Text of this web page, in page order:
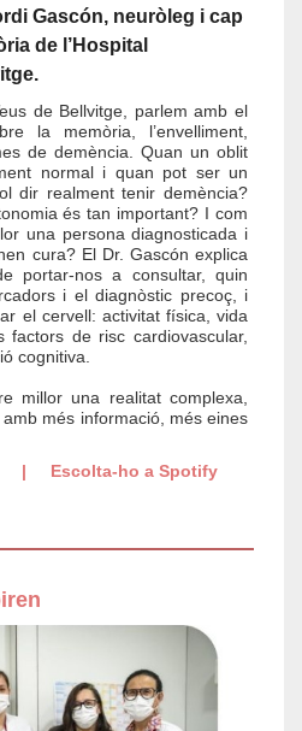
Gascón, neuròleg i cap
de l’Hospital
de Bellvitge, parlem amb el
la memòria, l’envelliment,
de demència. Quan un oblit
normal i quan pot ser un
dir realment tenir demència?
és tan important? I com
una persona diagnosticada i
cura? El Dr. Gascón explica
portar-nos a consultar, quin
i el diagnòstic precoç, i
el cervell: activitat física, vida
factors de risc cardiovascular,
cognitiva.
millor una realitat complexa,
més informació, més eines
| Escolta-ho a Spotify